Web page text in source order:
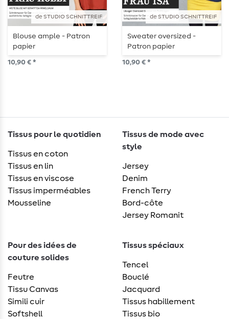
de STUDIO SCHNITTREIF
Blouse ample - Patron
papier
10,90 € *
de STUDIO SCHNITTREIF
Sweater oversized -
Patron papier
10,90 € *
Tissus pour le quotidien
Tissus en coton
Tissus en lin
Tissus en viscose
Tissus imperméables
Mousseline
Tissus de mode avec
style
Jersey
Denim
French Terry
Bord-côte
Jersey Romanit
Pour des idées de
couture solides
Feutre
Tissu Canvas
Simili cuir
Softshell
Tissus spéciaux
Tencel
Bouclé
Jacquard
Tissus habillement
Tissus bio